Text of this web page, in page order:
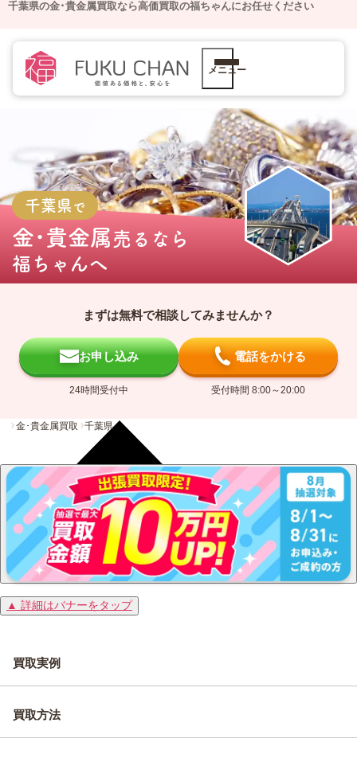
千葉県の金･貴金属買取なら高価買取の福ちゃんにお任せください
メニュー
千葉県で
金･貴金属 売るなら
福ちゃんへ
まずは無料で相談してみませんか？
お申し込み
24時間受付中
電話をかける
受付時間 8:00～20:00
金･貴金属買取 千葉県
▲ 詳細はバナーをタップ
買取実例
買取方法